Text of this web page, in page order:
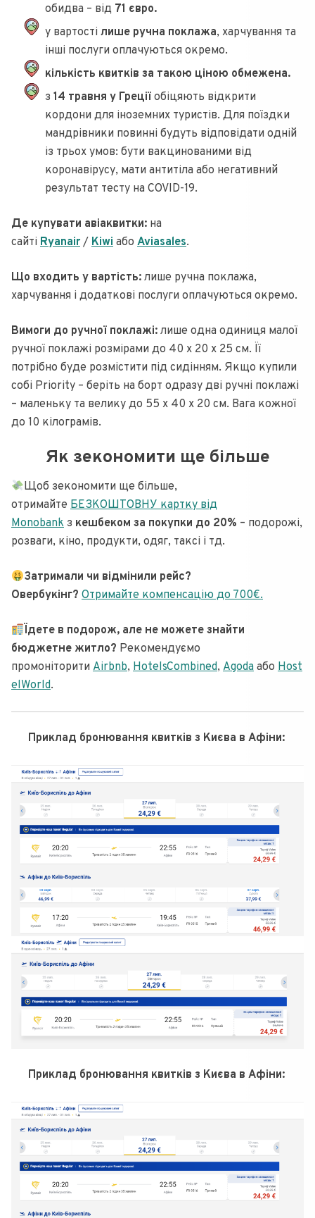
обидва – від 71 євро.
у вартості лише ручна поклажа, харчування та
інші послуги оплачуються окремо.
кількість квитків за такою ціною обмежена.
з 14 травня у Греції обіцяють відкрити
кордони для іноземних туристів. Для поїздки
мандрівники повинні будуть відповідати одній
із трьох умов: бути вакцинованими від
коронавірусу, мати антитіла або негативний
результат тесту на COVID-19.
Де купувати авіаквитки: на
сайті Ryanair / Kiwi або Aviasales.
Що входить у вартість: лише ручна поклажа,
харчування і додаткові послуги оплачуються окремо.
Вимоги до ручної поклажі: лише одна одиниця малої
ручної поклажі розмірами до 40 х 20 х 25 см. Її
потрібно буде розмістити під сидінням. Якщо купили
собі Priority – беріть на борт одразу дві ручні поклажі
– маленьку та велику до 55 x 40 x 20 см. Вага кожної
до 10 кілограмів.
Як зекономити ще більше
Щоб зекономити ще більше,
отримайте БЕЗКОШТОВНУ картку від
Monobank з кешбеком за покупки до 20% – подорожі,
розваги, кіно, продукти, одяг, таксі і тд.
Затримали чи відмінили рейс?
Овербукінг? Отримайте компенсацію до 700€.
Їдете в подорож, але не можете знайти
бюджетне житло? Рекомендуємо
промоніторити Airbnb, HotelsCombined, Agoda або Host
elWorld.
Приклад бронювання квитків з Києва в Афіни:
Приклад бронювання квитків з Києва в Афіни: